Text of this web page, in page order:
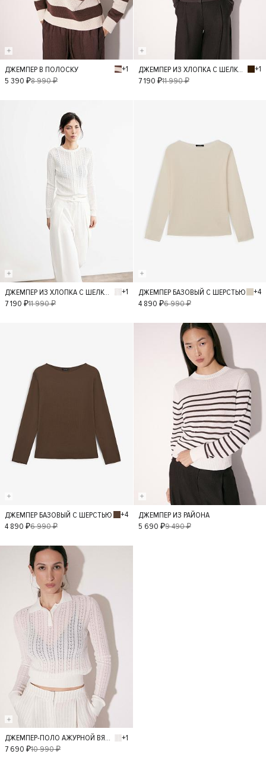
L M
ДЖЕМПЕР В ПОЛОСКУ
+1
5 390 ₽8 990 ₽ S L
ДЖЕМПЕР ИЗ ХЛОПКА С ШЕЛКОМ
+1
7 190 ₽11 990 ₽
S L
ДЖЕМПЕР ИЗ ХЛОПКА С ШЕЛКОМ
+1
7 190 ₽11 990 ₽ S L
ДЖЕМПЕР БАЗОВЫЙ С ШЕРСТЬЮ
+4
4 890 ₽6 990 ₽
S L
ДЖЕМПЕР БАЗОВЫЙ С ШЕРСТЬЮ
+4
4 890 ₽6 990 ₽ S L
ДЖЕМПЕР ИЗ РАЙОНА
5 690 ₽9 490 ₽
S L
ДЖЕМПЕР-ПОЛО АЖУРНОЙ ВЯЗКИ
+1
7 690 ₽10 990 ₽